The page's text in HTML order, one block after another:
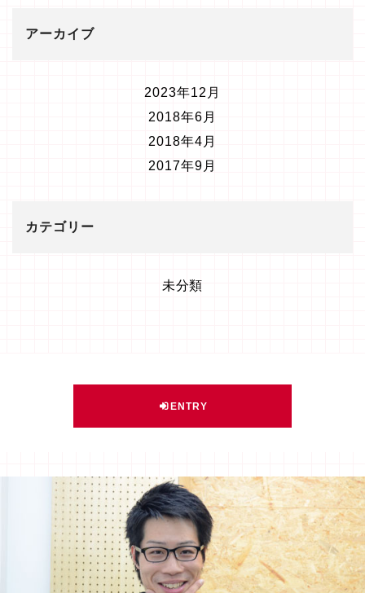
アーカイブ
2023年12月
2018年6月
2018年4月
2017年9月
カテゴリー
未分類
ENTRY